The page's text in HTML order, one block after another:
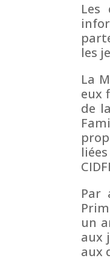
Les
les
La
eux
de
Par
un
aux
aux